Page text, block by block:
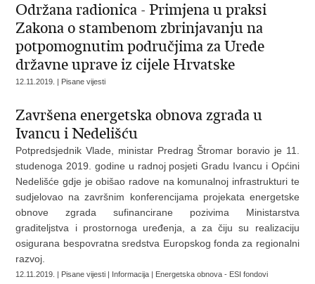
Održana radionica - Primjena u praksi
Zakona o stambenom zbrinjavanju na
potpomognutim područjima za Urede
državne uprave iz cijele Hrvatske
12.11.2019. | Pisane vijesti
Završena energetska obnova zgrada u
Ivancu i Nedelišću
Potpredsjednik Vlade, ministar Predrag Štromar boravio je 11.
studenoga 2019. godine u radnoj posjeti Gradu Ivancu i Općini
Nedelišće gdje je obišao radove na komunalnoj infrastrukturi te
sudjelovao na završnim konferencijama projekata energetske
obnove zgrada sufinancirane pozivima Ministarstva
graditeljstva i prostornoga uređenja, a za čiju su realizaciju
osigurana bespovratna sredstva Europskog fonda za regionalni
razvoj.
12.11.2019. | Pisane vijesti | Informacija | Energetska obnova - ESI fondovi